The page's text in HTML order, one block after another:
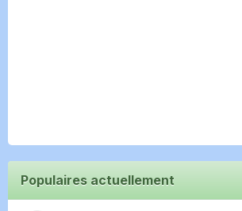
Populaires actuellement